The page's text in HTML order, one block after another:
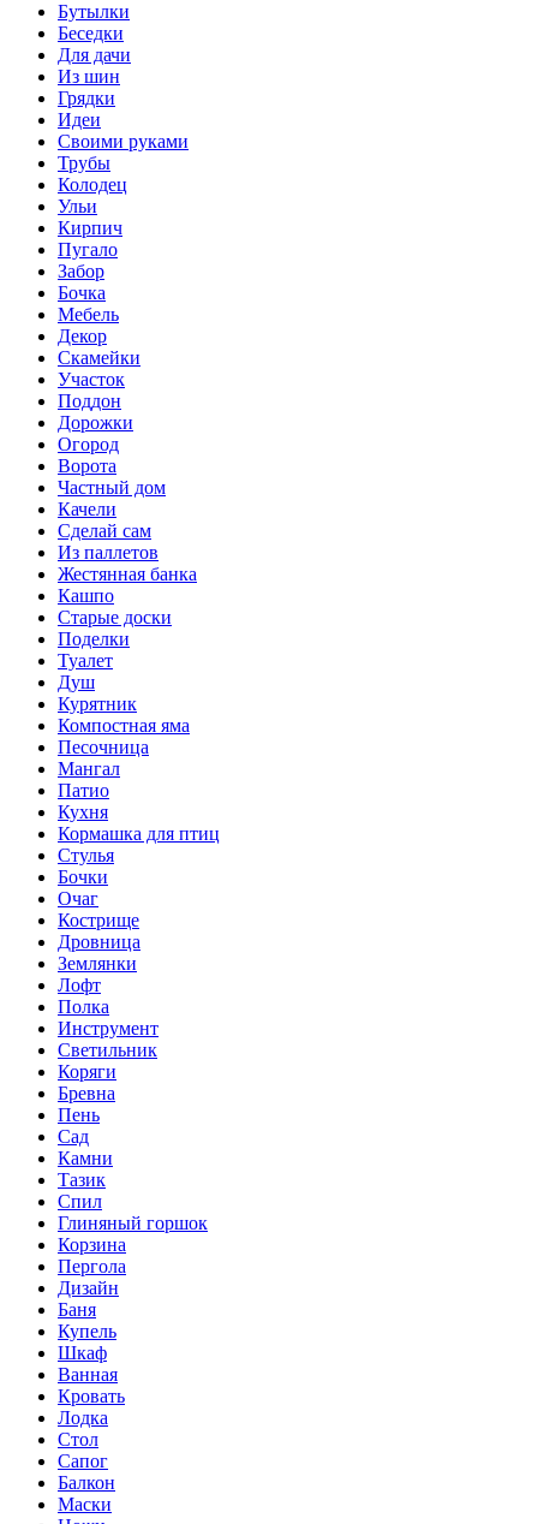
Бутылки
Беседки
Для дачи
Из шин
Грядки
Идеи
Своими руками
Трубы
Колодец
Ульи
Кирпич
Пугало
Забор
Бочка
Мебель
Декор
Скамейки
Участок
Поддон
Дорожки
Огород
Ворота
Частный дом
Качели
Сделай сам
Из паллетов
Жестянная банка
Кашпо
Старые доски
Поделки
Туалет
Душ
Курятник
Компостная яма
Песочница
Мангал
Патио
Кухня
Кормашка для птиц
Стулья
Бочки
Очаг
Кострище
Дровница
Землянки
Лофт
Полка
Инструмент
Светильник
Коряги
Бревна
Пень
Сад
Камни
Тазик
Спил
Глиняный горшок
Корзина
Пергола
Дизайн
Баня
Купель
Шкаф
Ванная
Кровать
Лодка
Стол
Сапог
Балкон
Маски